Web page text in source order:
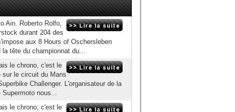
Ain. Roberto Rolfo,
durant 204 des
aux 8 Hours of Oschersleben
tête du championnat du...
le chrono, c'est le
sur le circuit du Mans
Challenger. L'organisateur de la
nous...
le chrono, c'est le